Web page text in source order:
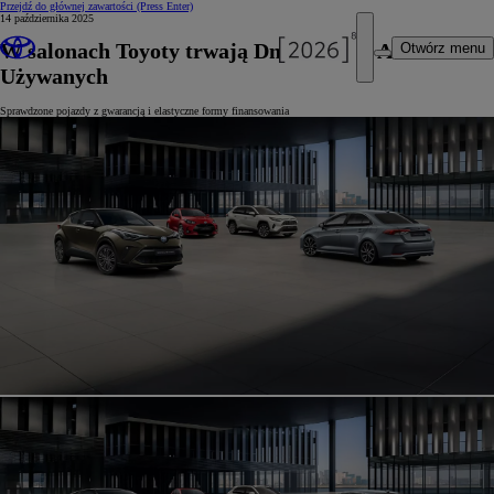
Przejdź do głównej zawartości (Press Enter)
Otwórz menu
14 października 2025
W salonach Toyoty trwają Dni Otwarte Aut
Używanych
Sprawdzone pojazdy z gwarancją i elastyczne formy finansowania